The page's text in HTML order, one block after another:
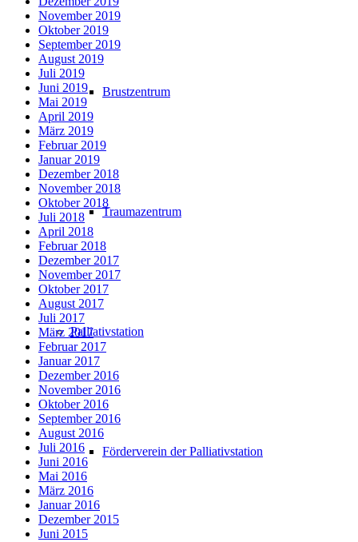
Brustzentrum
Traumazentrum
Palliativstation
Förderverein der Palliativstation
November 2019
Oktober 2019
September 2019
August 2019
Juli 2019
Juni 2019
Mai 2019
April 2019
März 2019
Februar 2019
Januar 2019
Dezember 2018
November 2018
Oktober 2018
Juli 2018
April 2018
Februar 2018
Dezember 2017
November 2017
Oktober 2017
August 2017
Juli 2017
März 2017
Februar 2017
Januar 2017
Dezember 2016
November 2016
Oktober 2016
September 2016
August 2016
Juli 2016
Juni 2016
Mai 2016
März 2016
Januar 2016
Dezember 2015
Juni 2015